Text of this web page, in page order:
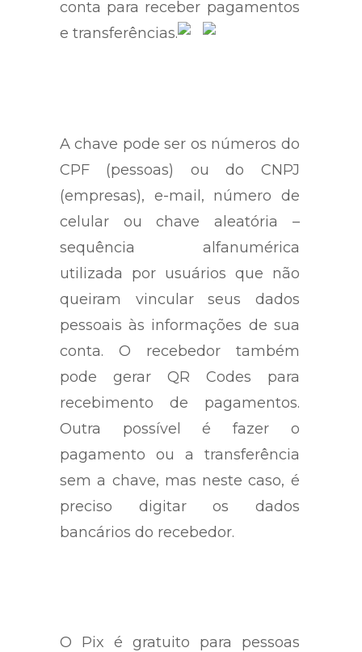
conta para receber pagamentos
e transferências.
A chave pode ser os números do
CPF (pessoas) ou do CNPJ
(empresas), e-mail, número de
celular ou chave aleatória –
sequência alfanumérica
utilizada por usuários que não
queiram vincular seus dados
pessoais às informações de sua
conta. O recebedor também
pode gerar QR Codes para
recebimento de pagamentos.
Outra possível é fazer o
pagamento ou a transferência
sem a chave, mas neste caso, é
preciso digitar os dados
bancários do recebedor.
O Pix é gratuito para pessoas